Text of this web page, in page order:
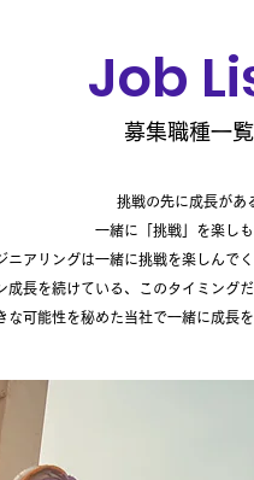
Job
募集職種一覧
挑戦の先に成長があ
一緒に「挑戦」を楽しも
ニアリングは一緒に挑戦を楽しんで
成長を続けている、このタイミング
な可能性を秘めた当社で一緒に成長